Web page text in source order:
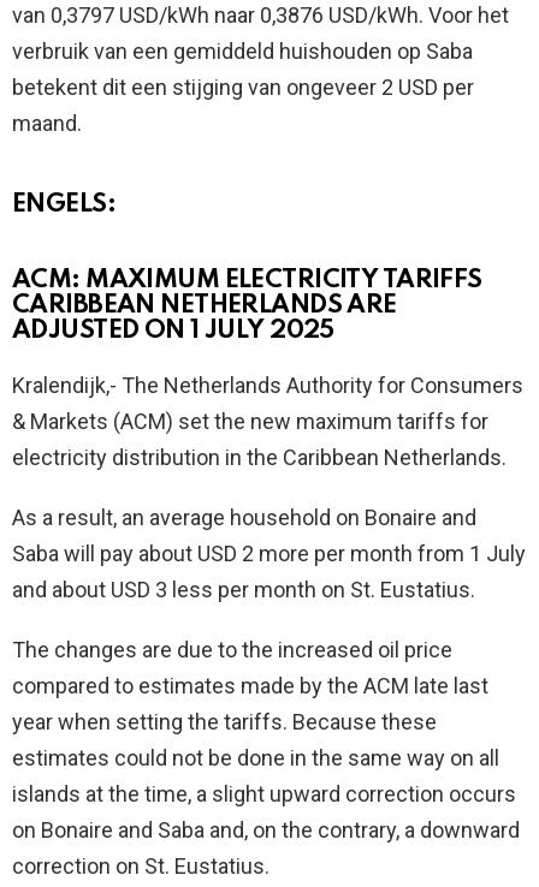
van 0,3797 USD/kWh naar 0,3876 USD/kWh. Voor het
verbruik van een gemiddeld huishouden op Saba
betekent dit een stijging van ongeveer 2 USD per
maand.
ENGELS:
ACM: MAXIMUM ELECTRICITY TARIFFS
CARIBBEAN NETHERLANDS ARE
ADJUSTED ON 1 JULY 2025
Kralendijk,- The Netherlands Authority for Consumers
& Markets (ACM) set the new maximum tariffs for
electricity distribution in the Caribbean Netherlands.
As a result, an average household on Bonaire and
Saba will pay about USD 2 more per month from 1 July
and about USD 3 less per month on St. Eustatius.
The changes are due to the increased oil price
compared to estimates made by the ACM late last
year when setting the tariffs. Because these
estimates could not be done in the same way on all
islands at the time, a slight upward correction occurs
on Bonaire and Saba and, on the contrary, a downward
correction on St. Eustatius.